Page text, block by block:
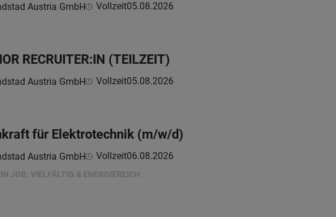
Austria GmbH Vollzeit05.08.2026
RECRUITER:IN (TEILZEIT)
Austria GmbH Vollzeit05.08.2026
für Elektrotechnik (m/w/d)
Austria GmbH Vollzeit06.08.2026
JOB: VIELFÄLTIG & ENERGIEREICH